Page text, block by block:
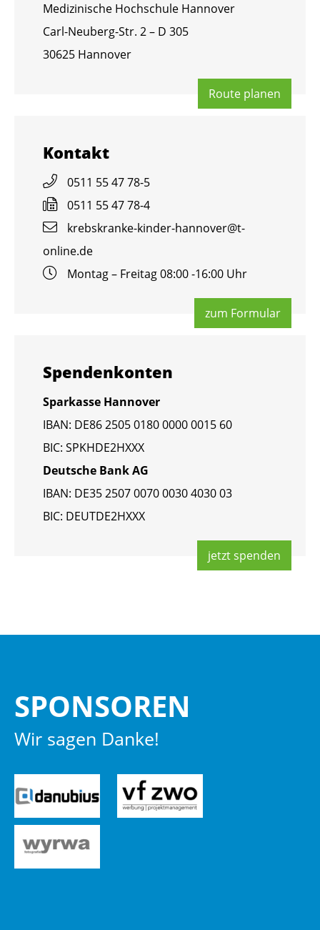
Me­di­zi­ni­sche Hoch­schu­le Han­no­ver
Carl-Neu­berg-Str. 2 – D 305
30625 Han­no­ver
Route pla­nen
Kon­takt
0511 55 47 78-5
0511 55 47 78-4
krebs­kran­ke-kin­der-han­no­ver@​t-​
online.​de
Mon­tag – Frei­tag 08:00 -16:00 Uhr
zum For­mu­lar
Spen­den­kon­ten
Spar­kas­se Han­no­ver
IBAN: DE86 2505 0180 0000 0015 60
BIC: SPKHDE2HXXX
Deut­sche Bank AG
IBAN: DE35 2507 0070 0030 4030 03
BIC: DEUT­DE2HXXX
jetzt spen­den
SPON­SO­REN
Wir sagen Danke!